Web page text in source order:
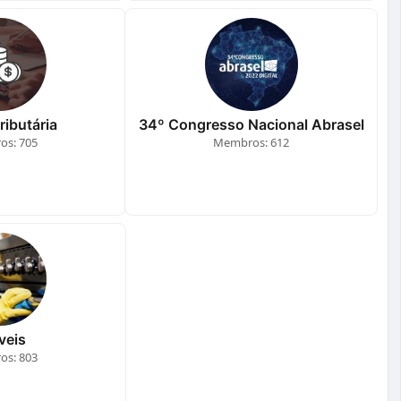
705
34º Congresso Nacional Abrasel
Membros: 612
803